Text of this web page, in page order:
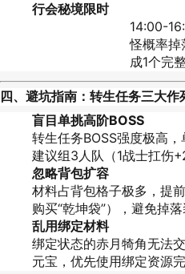
行会秘境限时
14:00-
怪概率掉
成1个完
四、 避坑指南：转生任务三大作
盲目单挑高阶BOSS
转生任务BOSS强度极高
建议组3人队（1战士扛伤
忽略背包扩容
材料占背包格子极多，提
购买“乾坤袋”），避免掉落
乱用绑定材料
绑定状态的赤月犄角无法
元宝，优先使用绑定资源完